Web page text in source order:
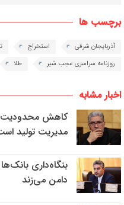
برچسب ها
آذربایجان شرقی استخراج
روزنامه سراسری عجب شیر
طلا
اخبار مشابه
کاهش محدودیت
مدیریت تولید
بنگاه‌داری
دامن می‌زند